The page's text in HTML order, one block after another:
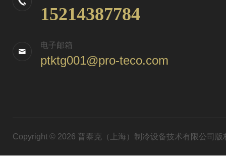
15214387784
电子邮箱
ptktg001@pro-teco.com
Copyright © 2026 普泰克（上海）制冷设备技术有限公司版